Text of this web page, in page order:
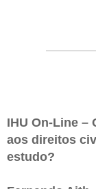
IHU On-Line –
aos direitos
estudo?